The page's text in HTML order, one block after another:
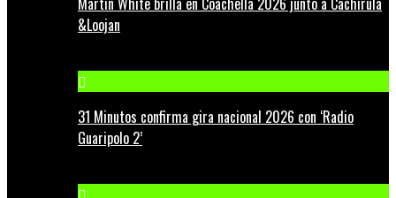
&Loojan
31 Minutos confirma gira nacional 2026 con ‘Radio
Guaripolo 2’